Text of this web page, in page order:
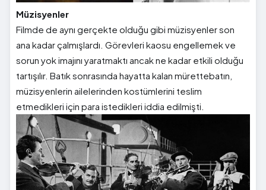
Müzisyenler
Filmde de aynı gerçekte olduğu gibi müzisyenler son
ana kadar çalmışlardı. Görevleri kaosu engellemek ve
sorun yok imajını yaratmaktı ancak ne kadar etkili olduğu
tartışılır. Batık sonrasında hayatta kalan mürettebatın,
müzisyenlerin ailelerinden kostümlerini teslim
etmedikleri için para istedikleri iddia edilmişti.